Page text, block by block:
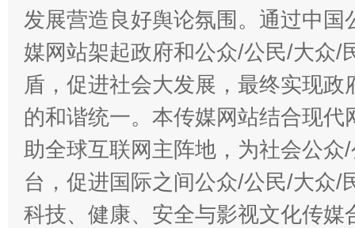
发展营造良好舆论氛围。通过中
媒网站架起政府和公众/公民/大众/
盾，促进社会大发展，最终实现
的和谐统一。本传媒网站结合现
助全球互联网主阵地，为社会公
台，促进国际之间公众/公民/大众/
科技、健康、安全与影视文化传